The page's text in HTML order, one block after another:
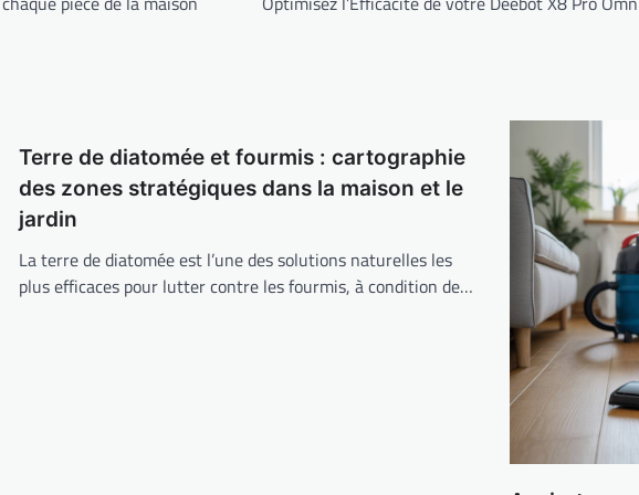
Terre de diatomée et fourmis : cartographie
des zones stratégiques dans la maison et le
jardin
La terre de diatomée est l’une des solutions naturelles les
plus efficaces pour lutter contre les fourmis, à condition de…